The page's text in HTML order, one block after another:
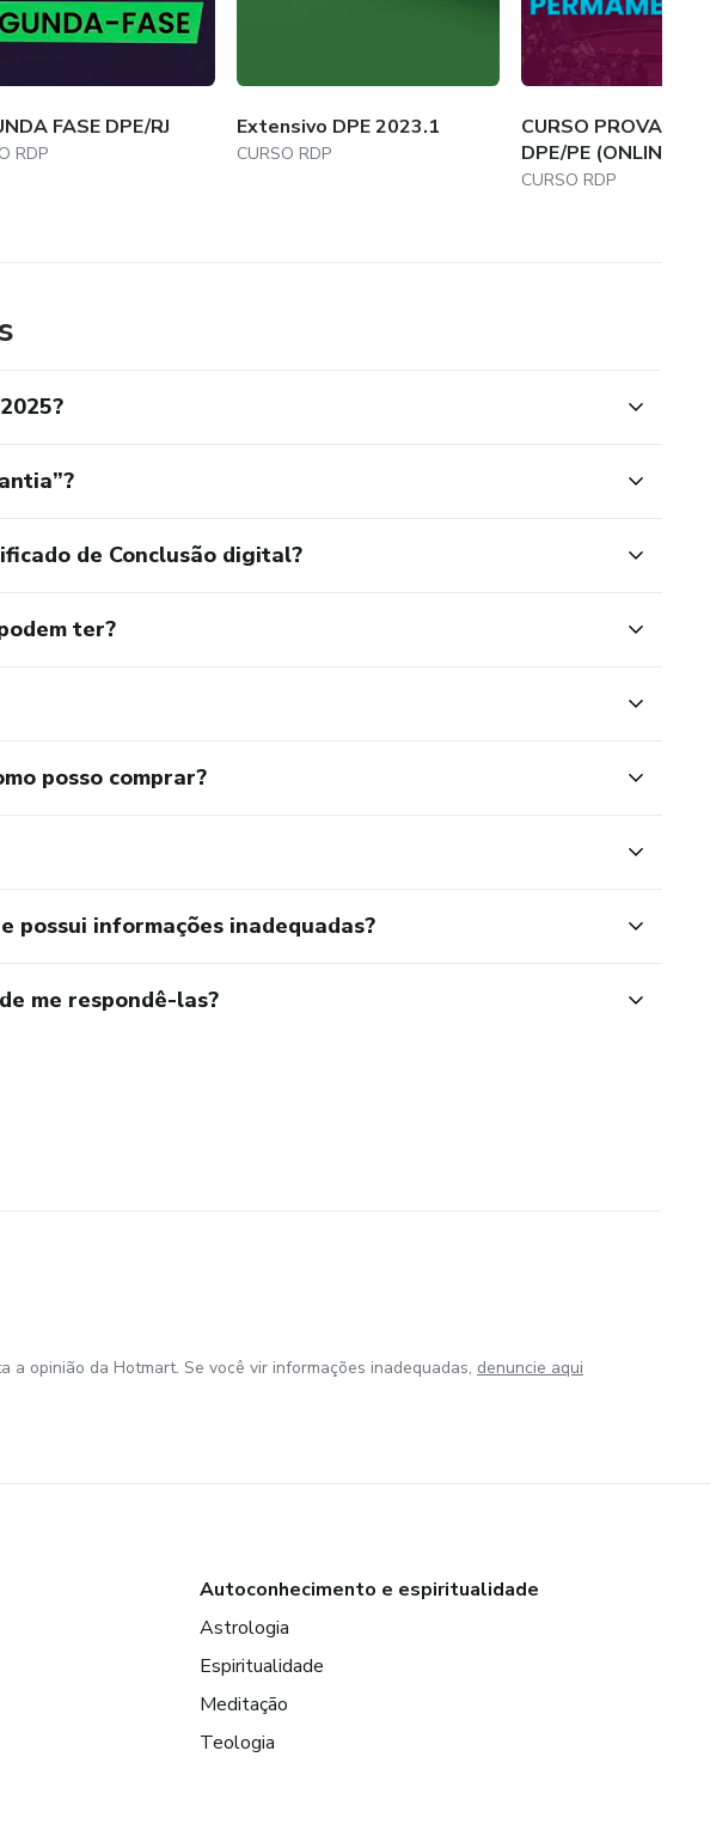
FASE DPE/RJ
RDP
Extensivo DPE 2023.1
CURSO RDP
CURSO PROVA ORAL
DPE/PE (ONLINE)
CURSO RDP
de Conclusão digital?
ter?
posso comprar?
possui informações inadequadas?
me respondê-las?
opinião da Hotmart. Se você vir informações inadequadas, denuncie aqui
Autoconhecimento e espiritualidade
Astrologia
Espiritualidade
Meditação
Teologia